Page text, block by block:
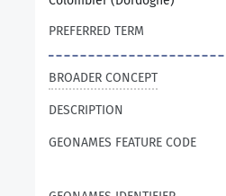
PREFERRED TERM
BROADER CONCEPT
DESCRIPTION
GEONAMES FEATURE CODE